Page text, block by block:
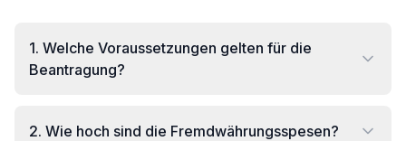
1. Welche Voraussetzungen gelten für die
Beantragung?
2. Wie hoch sind die Fremdwährungsspesen?